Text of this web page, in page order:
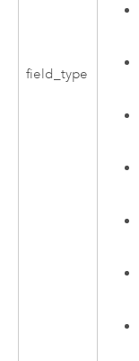
field_type